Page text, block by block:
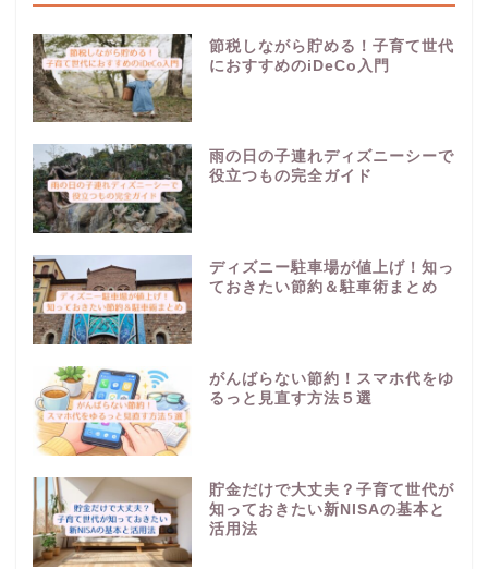
節税しながら貯める！子育て世代
におすすめのiDeCo入門
雨の日の子連れディズニーシーで
役立つもの完全ガイド
ディズニー駐車場が値上げ！知っ
ておきたい節約＆駐車術まとめ
がんばらない節約！スマホ代をゆ
るっと見直す方法５選
貯金だけで大丈夫？子育て世代が
知っておきたい新NISAの基本と
活用法